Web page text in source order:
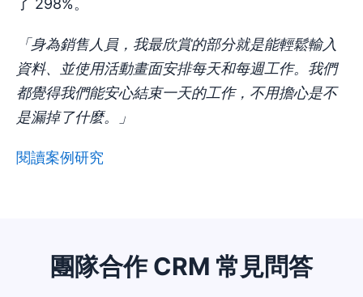
了 298%。
「身為銷售人員，我最欣賞的部分就是能輕鬆輸入
資料、並使用活動畫面安排每天和每週工作。我們
都覺得我們能安心結束一天的工作，不用擔心是不
是漏掉了什麼。」
閱讀案例研究
團隊合作 CRM 常見問答